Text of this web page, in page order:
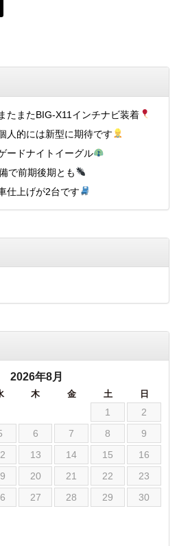
たまたBIG-X11インチナビ装着
人的には新型に期待です
ードナイトイーグル
で前期後期とも
仕上げが2台です
2026年8月
木 金 土 日
1
2
6 7 8
9
13 14 15
16
20 21 22
23
27 28 29
30